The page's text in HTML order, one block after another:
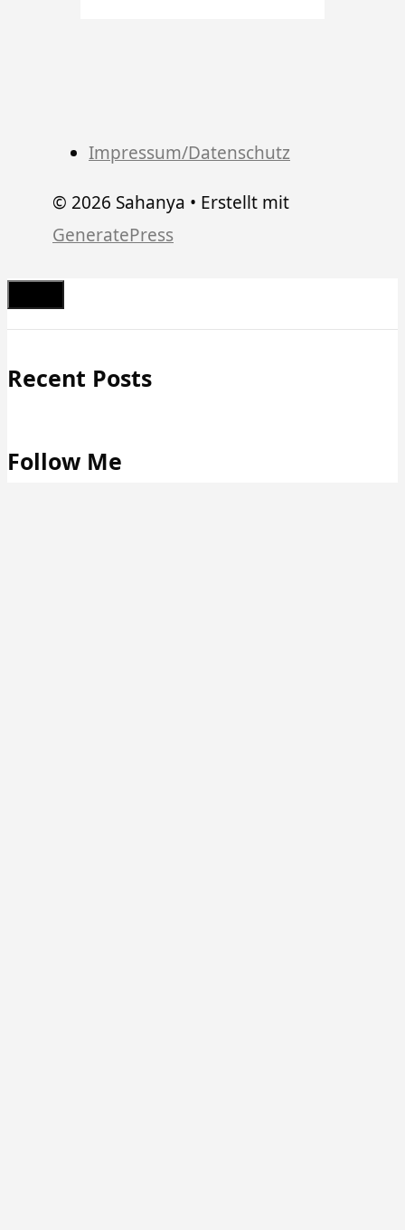
Impressum/Datenschutz
© 2026 Sahanya • Erstellt mit
GeneratePress
Schließen
Recent Posts
Follow Me